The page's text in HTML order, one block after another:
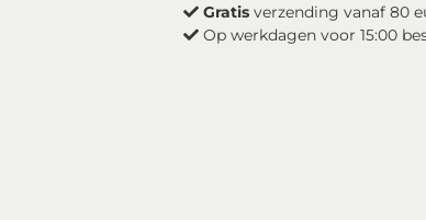
Gratis verzending vanaf 80
Op werkdagen voor 15:00